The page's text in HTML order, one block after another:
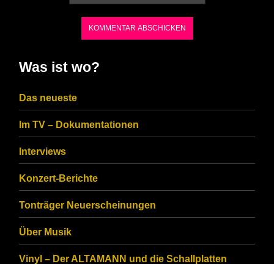
CAPTCHA
ensure
that
you
are
human.
Was ist wo?
Das neueste
Im TV – Dokumentationen
Interviews
Konzert-Berichte
Tonträger Neuerscheinungen
Über Musik
Vinyl – Der ALTAMANN und die Schallplatten